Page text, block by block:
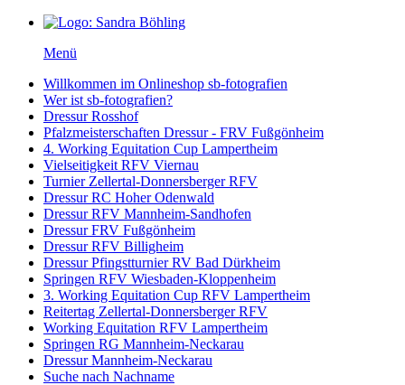
Menü
Willkommen im Onlineshop sb-fotografien
Wer ist sb-fotografien?
Dressur Rosshof
Pfalzmeisterschaften Dressur - FRV Fußgönheim
4. Working Equitation Cup Lampertheim
Vielseitigkeit RFV Viernau
Turnier Zellertal-Donnersberger RFV
Dressur RC Hoher Odenwald
Dressur RFV Mannheim-Sandhofen
Dressur FRV Fußgönheim
Dressur RFV Billigheim
Dressur Pfingstturnier RV Bad Dürkheim
Springen RFV Wiesbaden-Kloppenheim
3. Working Equitation Cup RFV Lampertheim
Reitertag Zellertal-Donnersberger RFV
Working Equitation RFV Lampertheim
Springen RG Mannheim-Neckarau
Dressur Mannheim-Neckarau
Suche nach Nachname